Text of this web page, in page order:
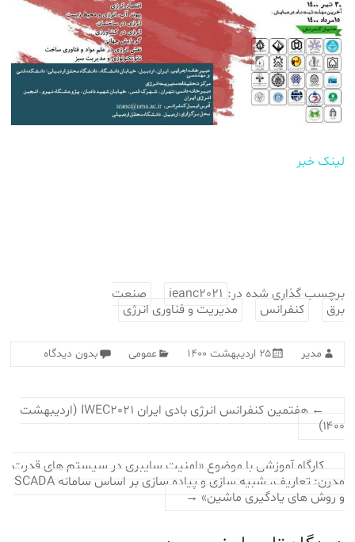
لینک خبر
برچسب گذاری شده در: ieanc2021
صنعت
برق
کنفرانس مدیریت و فناوری انرژی
مدیر ۲۵ اردیبهشت ۱۴۰۰ عمومی بدون دیدگاه
←
هفتمین کنفرانس انرژی بادی ایران IWEC2021 (اردیبهشت
۱۴۰۰)
کارگاه آموزشی با موضوع «امنیت سایبری در سیستم ‏های قدرت
مدرن: تعاریف، شبیه ‏سازی و پیاده ‏سازی بر اساس سامانه SCADA
و روش ‏های یادگیری ماشین» →